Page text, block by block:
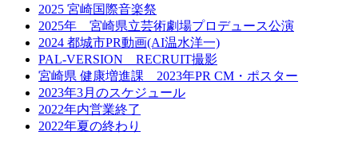
2025 宮崎国際音楽祭
2025年 宮崎県立芸術劇場プロデュース公演
2024 都城市PR動画(AI温水洋一)
PAL-VERSION RECRUIT撮影
宮崎県 健康増進課 2023年PR CM・ポスター
2023年3月のスケジュール
2022年内営業終了
2022年夏の終わり